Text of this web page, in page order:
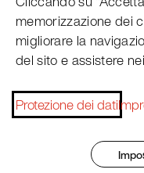
Subscribe Pacojet
Would you like to be
memorizzazione dei
migliorare la
del sito e assistere
Protezione dei dati